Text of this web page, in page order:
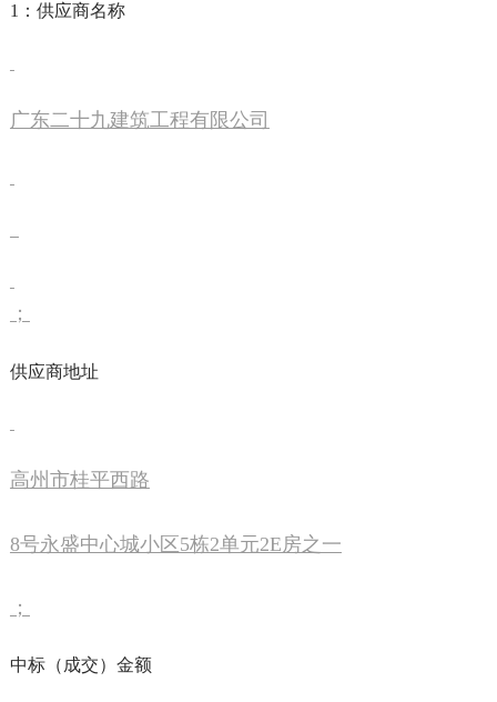
1：供应商名称
广东二十九建筑工程有限公司
；
供应商地址
高州市桂平西路
8号永盛中心城小区5栋2单元2E房之一
；
中标（成交）金额